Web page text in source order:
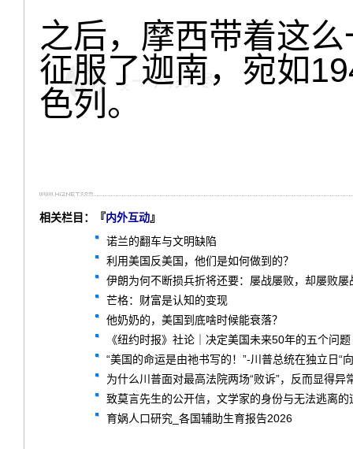
之后，摩西带着这
征服了迦南，宛如
色列。
相关栏目：『内外互动』
诺兰的翻车与文明缺陷
利用美国反美国，他们是如何做到的？
伊朗为何不断损兵折将还要：屡战屡败，却屡败屡
芒格：财富是认知的变现
他奶奶的，美国到底啥时候能衰落？
《纽约时报》社论｜决定美国未来50年的五个问题
“美国的命运是由祂书写的！”-川普总统在独立日“
为什么川普面对最高法院两场“败诉”，反而显得异
致莫言先生的公开信，文学家的身份与无法逃离的
育娲人口研究_各国辅助生育报告2026